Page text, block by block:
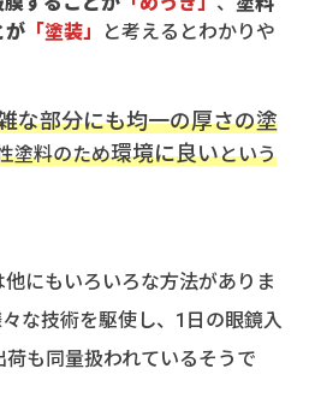
が 「塗装」
と考えるとわかりや
な部分にも均一の厚さの塗
塗料のため環境に良いという
にもいろいろな方法がありま
な技術を駆使し、1日の眼鏡入
も同量扱われているそうで